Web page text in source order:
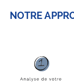
NOTRE